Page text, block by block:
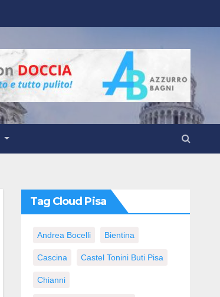
Tag Cloud Pisa
Andrea Bocelli Bientina
Cascina Castel Tonini Buti Pisa
Chianni